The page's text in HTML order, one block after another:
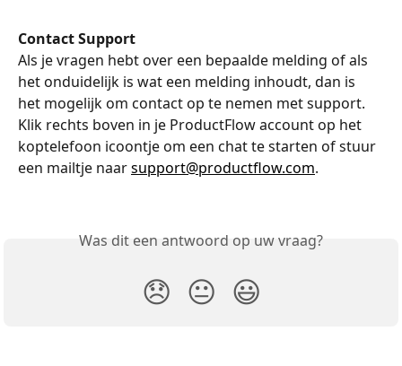
Contact Support
Als je vragen hebt over een bepaalde melding of als
het onduidelijk is wat een melding inhoudt, dan is
het mogelijk om contact op te nemen met support.
Klik rechts boven in je ProductFlow account op het
koptelefoon icoontje om een chat te starten of stuur
een mailtje naar support@productflow.com.
Was dit een antwoord op uw vraag?
😞 😐 😃